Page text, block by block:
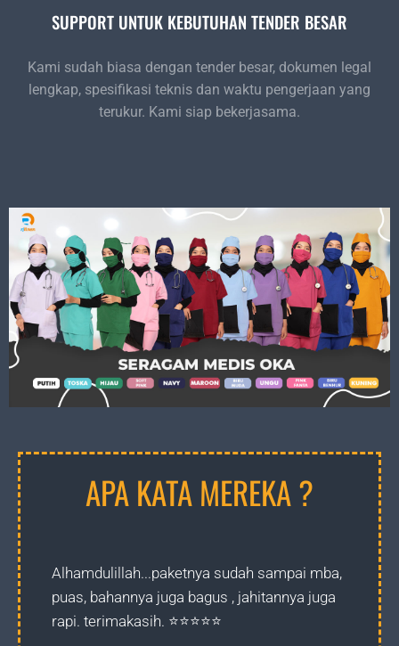
SUPPORT UNTUK KEBUTUHAN TENDER BESAR
Kami sudah biasa dengan tender besar, dokumen legal
lengkap, spesifikasi teknis dan waktu pengerjaan yang
terukur. Kami siap bekerjasama.
APA KATA MEREKA ?
Alhamdulillah...paketnya sudah sampai mba,
puas, bahannya juga bagus , jahitannya juga
rapi. terimakasih. ⭐️⭐️⭐️⭐️⭐️